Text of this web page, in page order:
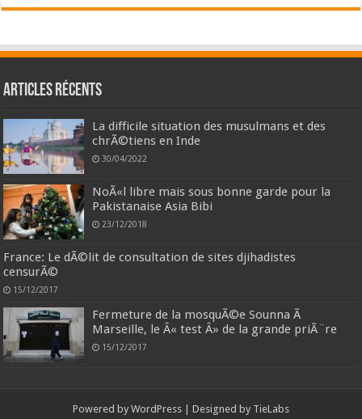
Articles récents
La difficile situation des musulmans et des
chrÃ©tiens en Inde
30/04/2022
NoÃ«l libre mais sous bonne garde pour la
Pakistanaise Asia Bibi
23/12/2018
France: Le dÃ©lit de consultation de sites djihadistes
censurÃ©
15/12/2017
Fermeture de la mosquÃ©e Sounna Ã
Marseille, le Â« test Â» de la grande priÃ¨re
15/12/2017
Powered by WordPress | Designed by TieLabs